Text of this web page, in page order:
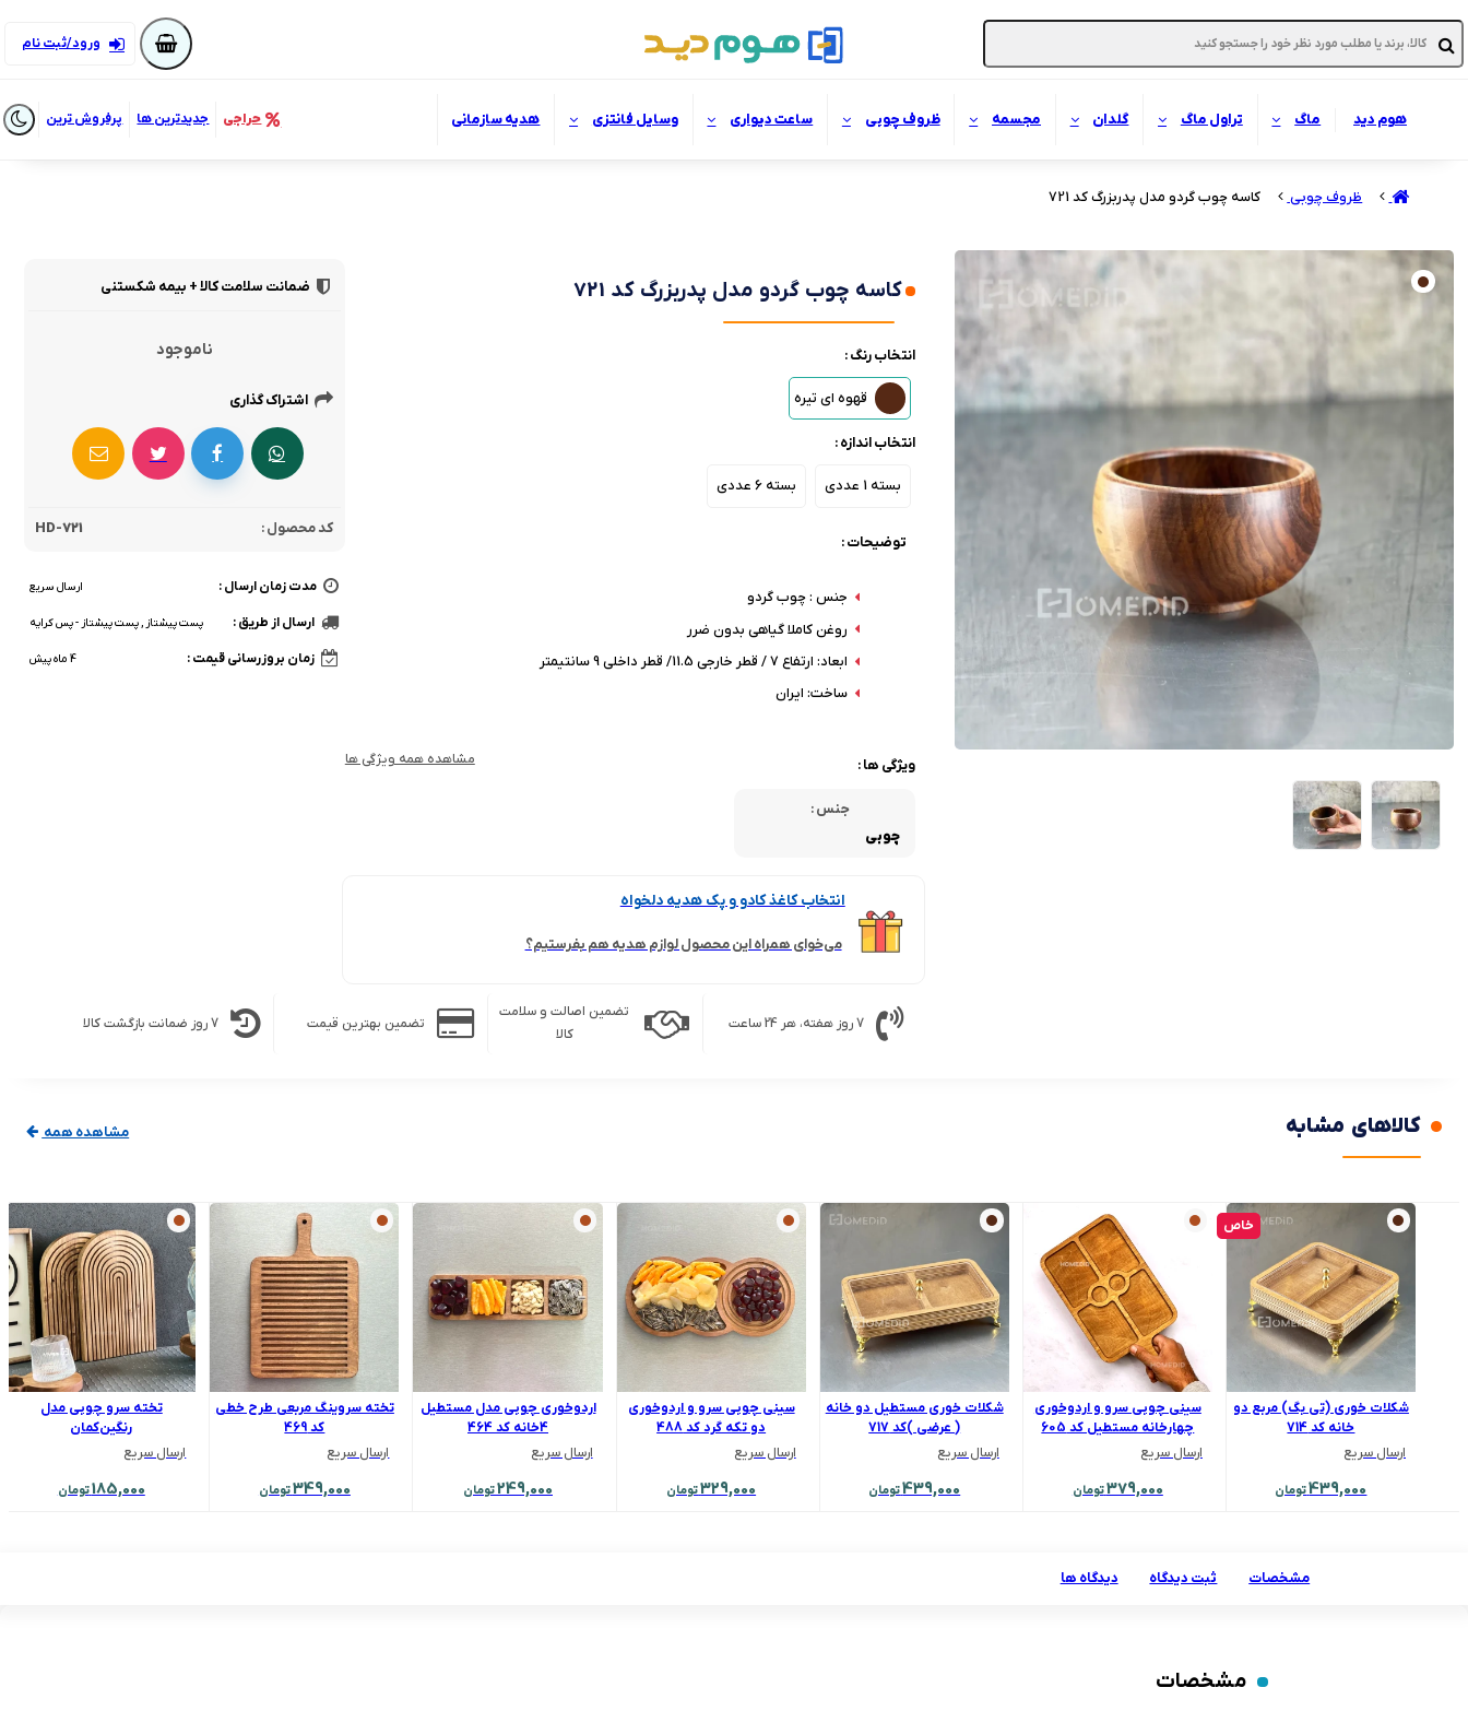
ورود/ثبت نام
هوم دید ماگ تراول ماگ گلدان مجسمه ظروف چوبی ساعت دیواری وسایل فانتزی هدیه سازمانی حراجی جدیدترین ها پرفروش ترین
ظروف چوبی کاسه چوب گردو مدل پدربزرگ کد 721
کاسه چوب گردو مدل پدربزرگ کد 721
انتخاب رنگ :
قهوه ای تیره
انتخاب اندازه :
بسته 1 عددی بسته 6 عددی
توضیحات :
جنس : چوب گردو
روغن کاملا گیاهی بدون ضرر
ابعاد: ارتفاع 7 / قطر خارجی 11.5/ قطر داخلی 9 سانتیمتر
ساخت: ایران
ویژگی ها : مشاهده همه ویژگی ها
جنس :
چوبی
ضمانت سلامت کالا + بیمه شکستنی
ناموجود
اشتراک گذاری
کد محصول : HD-721
مدت زمان ارسال : ارسال سریع
ارسال از طریق : پست پیشتاز , پست پیشتاز - پس کرایه
زمان بروزرسانی قیمت : 4 ماه پیش
انتخاب کاغذ کادو و پک هدیه دلخواه
می‌خوای همراه این محصول لوازم هدیه هم بفرستیم؟
7 روز هفته، هر 24 ساعت
تضمین اصالت و سلامت
کالا
تضمین بهترین قیمت 7 روز ضمانت بازگشت کالا
کالاهای مشابه مشاهده همه
خاص
شکلات خوری (تی بگ) مربع دو
خانه کد 714
ارسال سریع
439,000تومان
سینی چوبی سرو و اردوخوری
چهارخانه مستطیل کد 605
ارسال سریع
379,000تومان
شکلات خوری مستطیل دو خانه
( عرضی )کد 717
ارسال سریع
439,000تومان
سینی چوبی سرو و اردوخوری
دو تکه گرد کد 488
ارسال سریع
329,000تومان
اردوخوری چوبی مدل مستطیل
4خانه کد 464
ارسال سریع
249,000تومان
تخته سروینگ مربعی طرح خطی
کد 469
ارسال سریع
349,000تومان
تخته سرو چوبی مدل
رنگین‌کمان
ارسال سریع
185,000تومان
مشخصات ثبت دیدگاه دیدگاه ها
مشخصات